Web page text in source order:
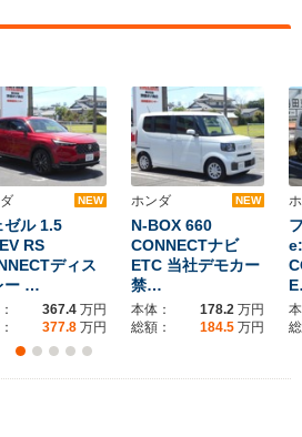
NEW
ゼル 1.5
RS
ディス
ー …
367.4 万円
377.8 万円
ホンダ NEW
N-BOX 660
CONNECTナビ
ETC 当社デモカー
禁…
本体： 178.2 万円
総額：
184.5 万円